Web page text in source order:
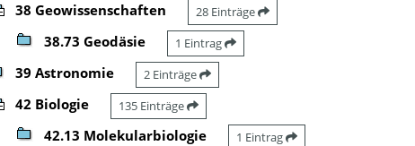
38 Geowissenschaften 28 Einträge
38.73 Geodäsie 1 Eintrag
39 Astronomie 2 Einträge
42 Biologie 135 Einträge
42.13 Molekularbiologie 1 Eintrag